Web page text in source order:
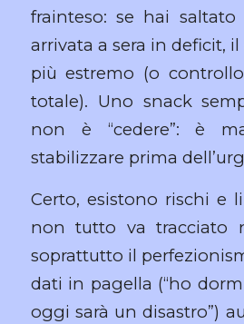
frainteso: se hai
arrivata a sera in deficit,
più estremo (o
totale). Uno snack
non è “cedere”: è
stabilizzare prima
Certo, esistono rischi e
non tutto va tracciato
soprattutto il
dati in pagella (“ho
oggi sarà un disastro”)